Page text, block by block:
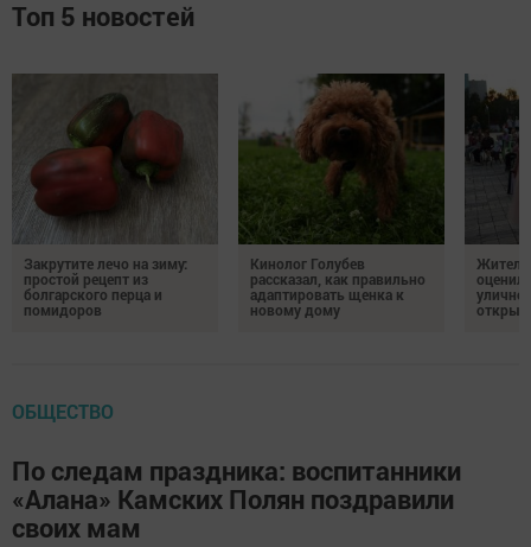
Топ 5 новостей
Закрутите лечо на зиму:
простой рецепт из
болгарского перца и
помидоров
Кинолог Голубев
рассказал, как правильно
адаптировать щенка к
новому дому
ОБЩЕСТВО
По следам праздника: воспитанники
«Алана» Камских Полян поздравили
своих мам